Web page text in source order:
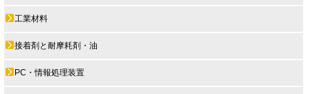
工業材料
接着剤と耐摩耗剤・油
PC・情報処理装置